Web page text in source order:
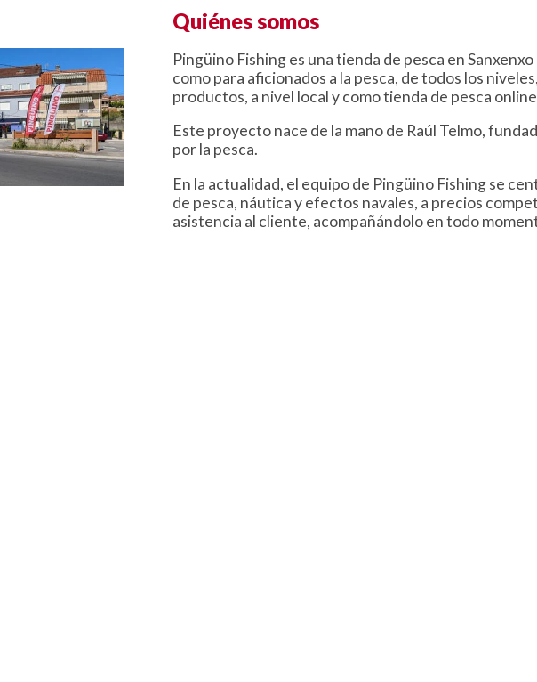
Quiénes somos
Pingüino Fishing es una tienda de pesca en
como para aficionados a la pesca, de todos los
productos, a nivel local y como tienda de pesca
Este proyecto nace de la mano de Raúl Telmo,
por la pesca.
En la actualidad, el equipo de Pingüino Fishing se
de pesca, náutica y efectos navales, a precios
asistencia al cliente, acompañándolo en todo